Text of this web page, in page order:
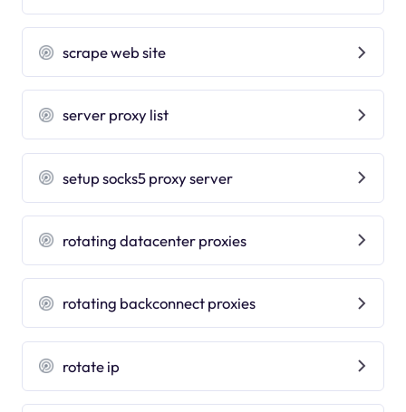
scrape web site
server proxy list
setup socks5 proxy server
rotating datacenter proxies
rotating backconnect proxies
rotate ip